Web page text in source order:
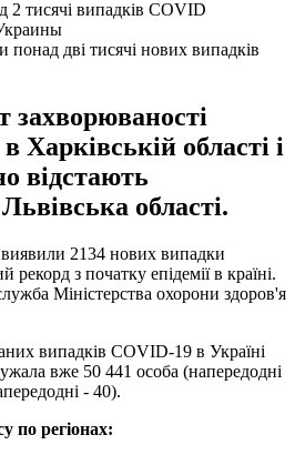
дві тисячі нових випадків
захворюваності
Харківській області і
відстають
області.
2134 нових випадки
рекорд з початку епідемії в країні.
Міністерства охорони здоров'я
випадків COVID-19 в Україні
вже 50 441 особа (напередодні
- 40).
по регіонах: